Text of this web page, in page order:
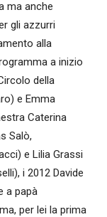
ma anche
gli azzurri
alla
a inizio
della
e Emma
Caterina
Salò,
e Lilia Grassi
i 2012 Davide
a papà
per lei la prima